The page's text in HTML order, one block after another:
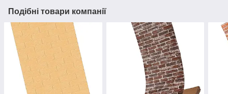
Подібні товари компанії